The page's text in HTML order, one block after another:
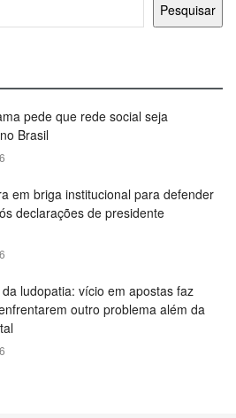
Pesquisar
pede que rede social seja
Brasil
em briga institucional para defender
declarações de presidente
ludopatia: vício em apostas faz
outro problema além da